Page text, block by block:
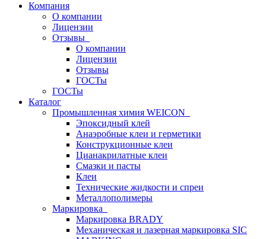
Компания
О компании
Лицензии
Отзывы
О компании
Лицензии
Отзывы
ГОСТы
ГОСТы
Каталог
Промышленная химия WEICON
Эпоксидный клей
Анаэробные клеи и герметики
Конструкционные клеи
Цианакрилатные клеи
Смазки и пасты
Клеи
Технические жидкости и спреи
Металлополимеры
Маркировка
Маркировка BRADY
Механическая и лазерная маркировка SIC